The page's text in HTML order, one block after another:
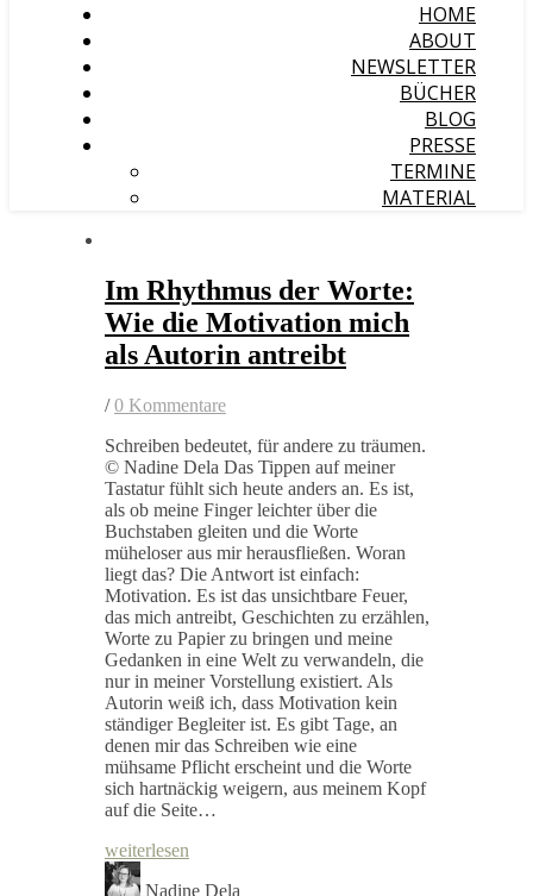
HOME
ABOUT
NEWSLETTER
BÜCHER
BLOG
PRESSE
TERMINE
MATERIAL
Im Rhythmus der Worte:
Wie die Motivation mich
als Autorin antreibt
/ 0 Kommentare
Schreiben bedeutet, für andere zu träumen.
© Nadine Dela Das Tippen auf meiner
Tastatur fühlt sich heute anders an. Es ist,
als ob meine Finger leichter über die
Buchstaben gleiten und die Worte
müheloser aus mir herausfließen. Woran
liegt das? Die Antwort ist einfach:
Motivation. Es ist das unsichtbare Feuer,
das mich antreibt, Geschichten zu erzählen,
Worte zu Papier zu bringen und meine
Gedanken in eine Welt zu verwandeln, die
nur in meiner Vorstellung existiert. Als
Autorin weiß ich, dass Motivation kein
ständiger Begleiter ist. Es gibt Tage, an
denen mir das Schreiben wie eine
mühsame Pflicht erscheint und die Worte
sich hartnäckig weigern, aus meinem Kopf
auf die Seite…
weiterlesen
Nadine Dela